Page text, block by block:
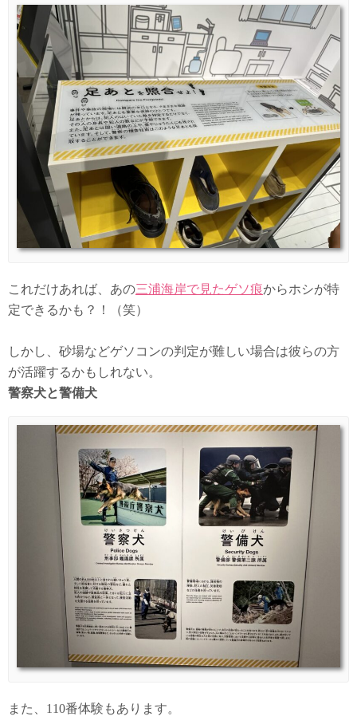
これだけあれば、あの三浦海岸で見たゲソ痕からホシが特
定できるかも？！（笑）
しかし、砂場などゲソコンの判定が難しい場合は彼らの方
が活躍するかもしれない。
警察犬と警備犬
また、110番体験もあります。